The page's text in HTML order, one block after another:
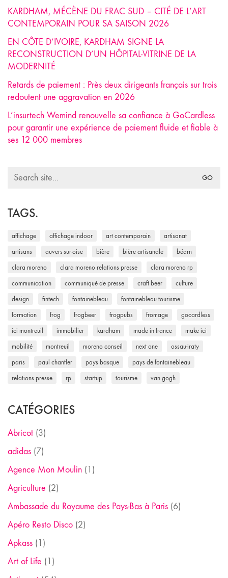
KARDHAM, MÉCÈNE DU FRAC SUD – CITÉ DE L’ART
CONTEMPORAIN POUR SA SAISON 2026
EN CÔTE D’IVOIRE, KARDHAM SIGNE LA
RECONSTRUCTION D’UN HÔPITAL-VITRINE DE LA
MODERNITÉ
Retards de paiement : Près deux dirigeants français sur trois
redoutent une aggravation en 2026
L’insurtech Wemind renouvelle sa confiance à GoCardless
pour garantir une expérience de paiement fluide et fiable à
ses 12 000 membres
Search
TAGS.
affichage affichage indoor art contemporain artisanat
artisans auvers-sur-oise bière bière artisanale béarn
clara moreno clara moreno relations presse clara moreno rp
communication communiqué de presse craft beer culture
design fintech fontainebleau fontainebleau tourisme
formation frog frogbeer frogpubs fromage gocardless
ici montreuil immobilier kardham made in france make ici
mobilité montreuil moreno conseil next one ossau-iraty
paris paul chantler pays basque pays de fontainebleau
relations presse rp startup tourisme van gogh
CATÉGORIES
Abricot (3)
adidas (7)
Agence Mon Moulin (1)
Agriculture (2)
Ambassade du Royaume des Pays-Bas à Paris (6)
Apéro Resto Disco (2)
Apkass (1)
Art of Life (1)